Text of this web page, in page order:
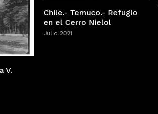
Chile.- Temuco.- Refugio
en el Cerro Nielol
Julio 2021
V.